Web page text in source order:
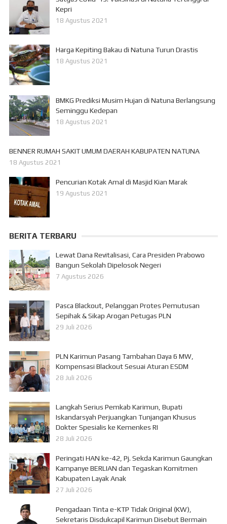
Kepri
18 Agustus 2021
Harga Kepiting Bakau di Natuna Turun Drastis
18 Agustus 2021
BMKG Prediksi Musim Hujan di Natuna Berlangsung
Seminggu Kedepan
18 Agustus 2021
BENNER RUMAH SAKIT UMUM DAERAH KABUPATEN NATUNA
18 Agustus 2021
Pencurian Kotak Amal di Masjid Kian Marak
19 Agustus 2021
BERITA TERBARU
Lewat Dana Revitalisasi, Cara Presiden Prabowo
Bangun Sekolah Dipelosok Negeri
7 Agustus 2026
Pasca Blackout, Pelanggan Protes Pemutusan
Sepihak & Sikap Arogan Petugas PLN
29 Juli 2026
PLN Karimun Pasang Tambahan Daya 6 MW,
Kompensasi Blackout Sesuai Aturan ESDM
28 Juli 2026
Langkah Serius Pemkab Karimun, Bupati
Iskandarsyah Perjuangkan Tunjangan Khusus
Dokter Spesialis ke Kemenkes RI
28 Juli 2026
Peringati HAN ke-42, Pj. Sekda Karimun Gaungkan
Kampanye BERLIAN dan Tegaskan Komitmen
Kabupaten Layak Anak
27 Juli 2026
Pengadaan Tinta e-KTP Tidak Original (KW),
Sekretaris Disdukcapil Karimun Disebut Bermain